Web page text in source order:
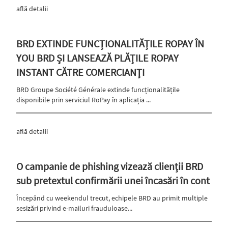
află detalii
BRD EXTINDE FUNCȚIONALITĂȚILE ROPAY ÎN
YOU BRD ȘI LANSEAZĂ PLĂȚILE ROPAY
INSTANT CĂTRE COMERCIANȚI
BRD Groupe Société Générale extinde funcționalitățile
disponibile prin serviciul RoPay în aplicația ...
află detalii
O campanie de phishing vizează clienții BRD
sub pretextul confirmării unei încasări în cont
Începând cu weekendul trecut, echipele BRD au primit multiple
sesizări privind e-mailuri frauduloase...